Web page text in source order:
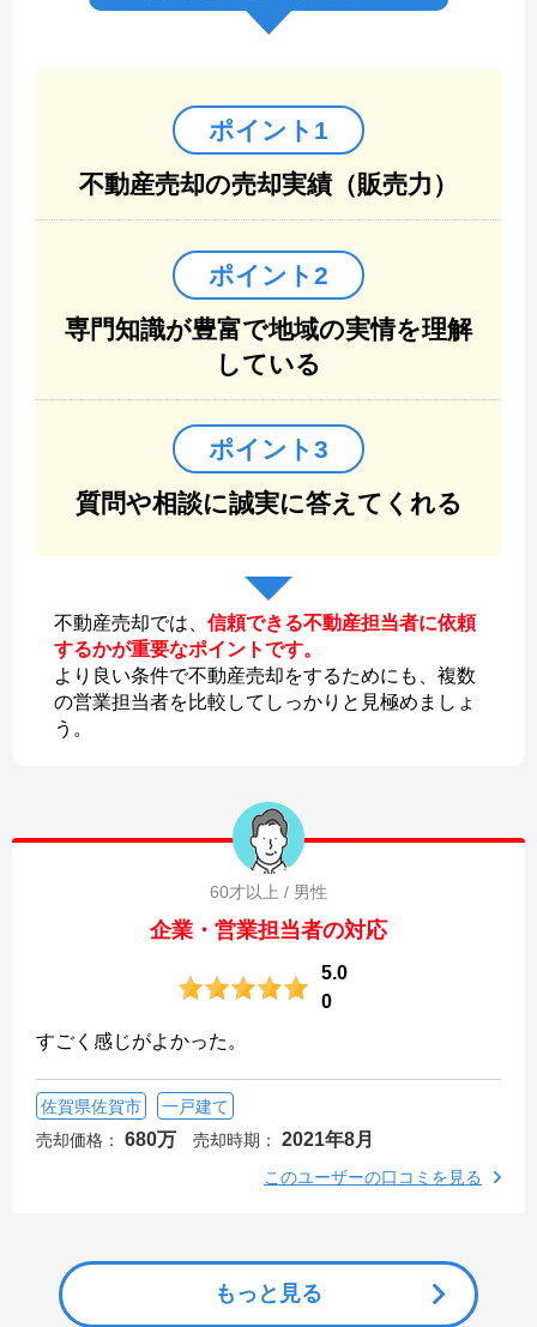
ポイント1
不動産売却の売却実績（販売力）
ポイント2
専門知識が豊富で地域の実情を理解
している
ポイント3
質問や相談に誠実に答えてくれる
不動産売却では、 信頼できる不動産担当者に依頼
するかが重要なポイントです。
より良い条件で不動産売却をするためにも、複数
の営業担当者を比較してしっかりと見極めましょ
う。
60才以上 / 男性
企業・営業担当者の対応
5.0
0
すごく感じがよかった。
佐賀県佐賀市
一戸建て
売却価格：
680万 売却時期： 2021年8月
このユーザーの口コミを見る
もっと見る